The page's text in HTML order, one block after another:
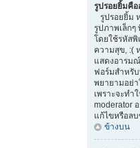
รูปรอยยิ้มคือ
รูปรอยยิ้ม
รูปภาพเล็ก
โดยใช้รหัสพิ
ความสุข, :(
แสดงอารม
ฟอร์มสำหรั
พยายามอย่า
เพราะจะทำ
moderator
แก้ไขหรือล
ข้างบน